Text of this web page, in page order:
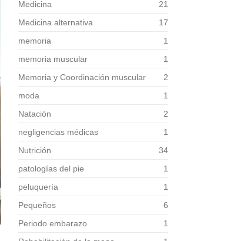
Medicina
21
Medicina alternativa
17
memoria
1
memoria muscular
1
Memoria y Coordinación muscular
2
moda
1
Natación
2
negligencias médicas
1
Nutrición
34
patologías del pie
1
peluquería
1
Pequeños
6
Periodo embarazo
1